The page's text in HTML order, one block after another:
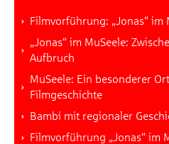
Filmvorführung: „Jonas“ im
„Jonas“ im MuSeele:
Aufbruch
MuSeele: Ein besonderer
Filmgeschichte
Bambi mit regionaler
Filmvorführung „Jonas“ im